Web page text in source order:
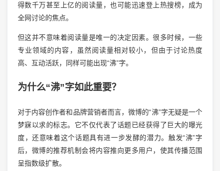
得数千万甚至上亿的阅读量，也可能迅速登上热搜榜，成为
全网讨论的焦点。
但这并不意味着阅读量是唯一的决定因素。很多时候，一些
专业领域的内容，虽然阅读量相对较小，但由于讨论热度
高、互动活跃，同样可能出现“沸”字。
为什么“沸”字如此重要？
对于内容创作者和品牌营销者而言，微博的“沸”字无疑是一个
梦寐以求的标志。它不仅代表了话题已经获得了巨大的曝光
度，还意味着这个话题具有进一步发酵的潜力。触发“沸”字
后，微博的推荐机制会将内容推向更多用户，使其传播范围
呈指数级扩散。